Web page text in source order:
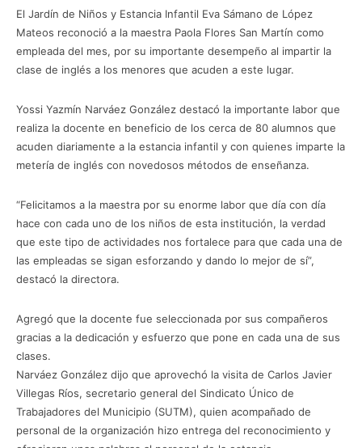
El Jardín de Niños y Estancia Infantil Eva Sámano de López
Mateos reconoció a la maestra Paola Flores San Martín como
empleada del mes, por su importante desempeño al impartir la
clase de inglés a los menores que acuden a este lugar.
Yossi Yazmín Narváez González destacó la importante labor que
realiza la docente en beneficio de los cerca de 80 alumnos que
acuden diariamente a la estancia infantil y con quienes imparte la
metería de inglés con novedosos métodos de enseñanza.
“Felicitamos a la maestra por su enorme labor que día con día
hace con cada uno de los niños de esta institución, la verdad
que este tipo de actividades nos fortalece para que cada una de
las empleadas se sigan esforzando y dando lo mejor de sí”,
destacó la directora.
Agregó que la docente fue seleccionada por sus compañeros
gracias a la dedicación y esfuerzo que pone en cada una de sus
clases.
Narváez González dijo que aprovechó la visita de Carlos Javier
Villegas Ríos, secretario general del Sindicato Único de
Trabajadores del Municipio (SUTM), quien acompañado de
personal de la organización hizo entrega del reconocimiento y